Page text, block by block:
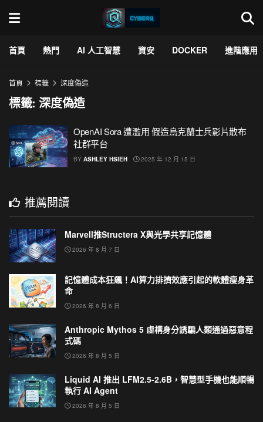
首頁 熱門 AI 人工智慧 資安 DOCKER 進階應用
首頁 標籤 深度偽造
標籤:深度偽造
OpenAI Sora 遭濫用 假造烏克蘭士兵影片散布
社群平台
BY ASHLEY HSIEH 2025 年 12 月 15 日
推薦閱讀
Marvell推Structera X與光學共享記憶體
2026 年 8 月 7 日
記憶體成本狂飆！AI算力排擠效應引起的軟體瘦身革
命
2026 年 8 月 6 日
Anthropic Mythos 5 虛構身分誘騙人類通過惡意程
式碼
2026 年 8 月 5 日
Liquid AI 推出 LFM2.5-2.6B，智慧型手機也能順暢
執行 AI Agent
2026 年 8 月 5 日